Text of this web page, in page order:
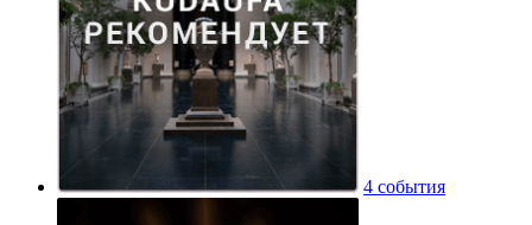
4 события